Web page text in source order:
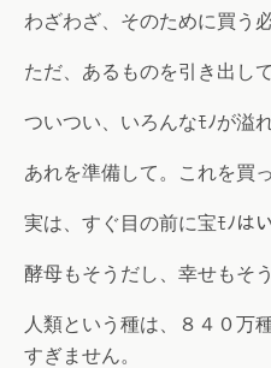
わざわざ、そのために買う
ただ、あるものを引き出し
ついつい、いろんなﾓﾉが溢
あれを準備して。これを買
実は、すぐ目の前に宝ﾓﾉは
酵母もそうだし、幸せもそう
人類という種は、８４０万
すぎません。